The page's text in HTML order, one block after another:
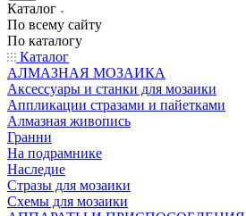
Каталог
По всему сайту
По каталогу
Каталог
АЛМАЗНАЯ МОЗАИКА
Аксессуары и станки для мозаики
Аппликации стразами и пайетками
Алмазная живопись
Гранни
На подрамнике
Наследие
Стразы для мозаики
Схемы для мозаики